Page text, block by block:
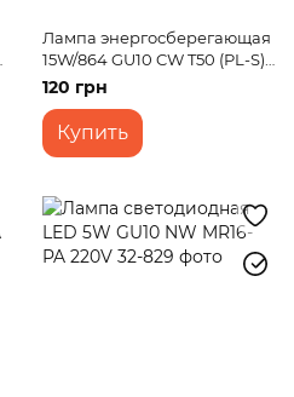
Лампа энергосберегающая
15W/864 GU10 CW T50 (PL-S)
220V
120 грн
Купить